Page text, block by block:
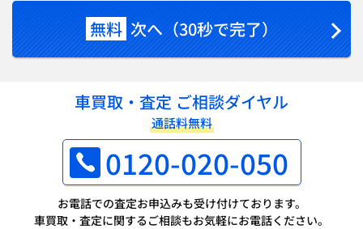
無料 次へ（30秒で完了）
車買取・査定 ご相談ダイヤル
通話料無料
0120-020-050
お電話での査定お申込みも受け付けております。
車買取・査定に関するご相談もお気軽にお電話ください。